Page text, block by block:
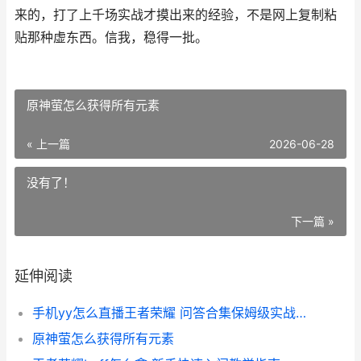
来的，打了上千场实战才摸出来的经验，不是网上复制粘
贴那种虚东西。信我，稳得一批。
原神萤怎么获得所有元素
« 上一篇 2026-06-28
没有了！
下一篇 »
延伸阅读
手机yy怎么直播王者荣耀 问答合集保姆级实战答疑别再踩坑
原神萤怎么获得所有元素